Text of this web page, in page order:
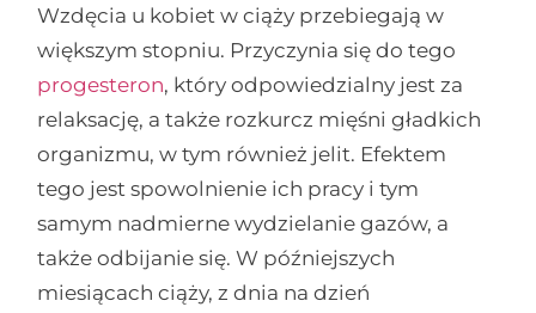
Wzdęcia u kobiet w ciąży przebiegają w
większym stopniu. Przyczynia się do tego
progesteron, który odpowiedzialny jest za
relaksację, a także rozkurcz mięśni gładkich
organizmu, w tym również jelit. Efektem
tego jest spowolnienie ich pracy i tym
samym nadmierne wydzielanie gazów, a
także odbijanie się. W późniejszych
miesiącach ciąży, z dnia na dzień